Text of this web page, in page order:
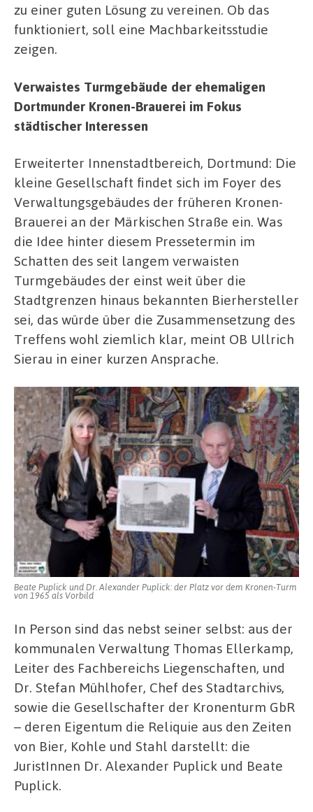
zu einer guten Lösung zu vereinen. Ob das
funktioniert, soll eine Machbarkeitsstudie
zeigen.
Verwaistes Turmgebäude der ehemaligen
Dortmunder Kronen-Brauerei im Fokus
städtischer Interessen
Erweiterter Innenstadtbereich, Dortmund: Die
kleine Gesellschaft findet sich im Foyer des
Verwaltungsgebäudes der früheren Kronen-
Brauerei an der Märkischen Straße ein. Was
die Idee hinter diesem Pressetermin im
Schatten des seit langem verwaisten
Turmgebäudes der einst weit über die
Stadtgrenzen hinaus bekannten Bierhersteller
sei, das würde über die Zusammensetzung des
Treffens wohl ziemlich klar, meint OB Ullrich
Sierau in einer kurzen Ansprache.
Beate Puplick und Dr. Alexander Puplick: der Platz vor dem Kronen-Turm
von 1965 als Vorbild
In Person sind das nebst seiner selbst: aus der
kommunalen Verwaltung Thomas Ellerkamp,
Leiter des Fachbereichs Liegenschaften, und
Dr. Stefan Mühlhofer, Chef des Stadtarchivs,
sowie die Gesellschafter der Kronenturm GbR
– deren Eigentum die Reliquie aus den Zeiten
von Bier, Kohle und Stahl darstellt: die
JuristInnen Dr. Alexander Puplick und Beate
Puplick.